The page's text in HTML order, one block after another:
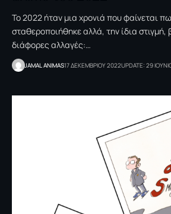
Το 2022 ήταν μια χρονιά που φαίνεται
σταθεροποιήθηκε αλλά, την ίδια
διάφορες αλλαγές:…
JAMAL ANIMAS17 ΔΕΚΕΜΒΡΙΟΥ 2022UPDATE: 29